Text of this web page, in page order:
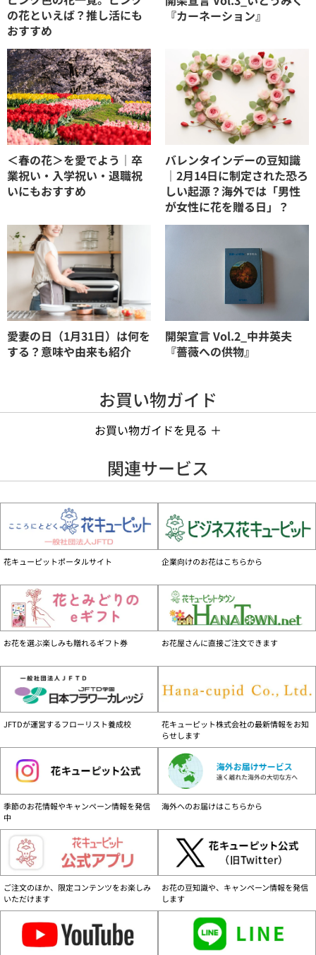
の花といえば？推し活にも
おすすめ
『カーネーション』
＜春の花＞を愛でよう｜卒
業祝い・入学祝い・退職祝
いにもおすすめ
バレンタインデーの豆知識
｜2月14日に制定された恐ろ
しい起源？海外では「男性
が女性に花を贈る日」？
愛妻の日（1月31日）は何を
する？意味や由来も紹介
開架宣言 Vol.2_中井英夫
『薔薇への供物』
お買い物ガイド
お買い物ガイドを見る ＋
お花代の他に、商品1件ごとに手数料990円（税込）がかかります。
お支払いについて
■個人のお客様
クレジットカード、GMO後払い、携帯電話会社決済、Amazon Pay、コンビニ前
払い、でのお支払いがご利用いただけます。
商品によって支払い方法が異なります。
お届けの事前確認について
お届け先へ事前に在宅確認の連絡をする場合があります。
なお、連絡がつかない場合は、ご指定の日時にお届けができない場合がございま
す。
離島など一部の地域を除く、日本国内のみです。
配達不能地域一覧はこちら
お届け日について
お支払い方法、商品によりお届日が異なりますので、ご注意ください。お届け日
営業時間と注文の取り扱いについて
24時間ご注文を承ります。営業時間は、年末年始除く、9:30～17:30です。
【当日扱い】 9:30～17:00ご注文分
【翌日扱い】 17:00以降ご注文分
ご注意ください
花キューピット商品は花キューピット加盟店・花キューピットのみで販売してお
ります。花キューピット商品をご購入の際はご留意ください。
詳しくはこちら（PDF：116KB）
セキュリティーについて
花キューピットでは安心してご利用いただけるようSSL方式による暗号化を採用
しております。
関連サービス
花キューピットポータルサイト 企業向けのお花はこちらから
お花を選ぶ楽しみも贈れるギフト券 お花屋さんに直接ご注文できます
JFTDが運営するフローリスト養成校
花キューピット株式会社の最新情報をお知
らせします
季節のお花情報やキャンペーン情報を発信
中
海外へのお届けはこちらから
ご注文のほか、限定コンテンツをお楽しみ
いただけます
お花の豆知識や、キャンペーン情報を発信
します